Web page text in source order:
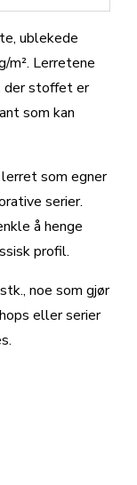
ublekede
Lerretene
der stoffet er
som kan
som egner
serier.
å henge
profil.
noe som gjør
eller serier